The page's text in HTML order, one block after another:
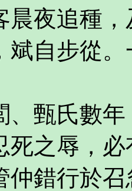
晨夜追種
斌自步從
甄氏數年
死之辱，
仲錯行於